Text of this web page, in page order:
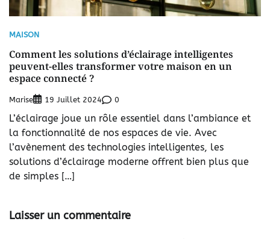
MAISON
Comment les solutions d’éclairage intelligentes
peuvent-elles transformer votre maison en un
espace connecté ?
Marise 19 Juillet 2024 0
L’éclairage joue un rôle essentiel dans l’ambiance et
la fonctionnalité de nos espaces de vie. Avec
l’avènement des technologies intelligentes, les
solutions d’éclairage moderne offrent bien plus que
de simples […]
Laisser un commentaire